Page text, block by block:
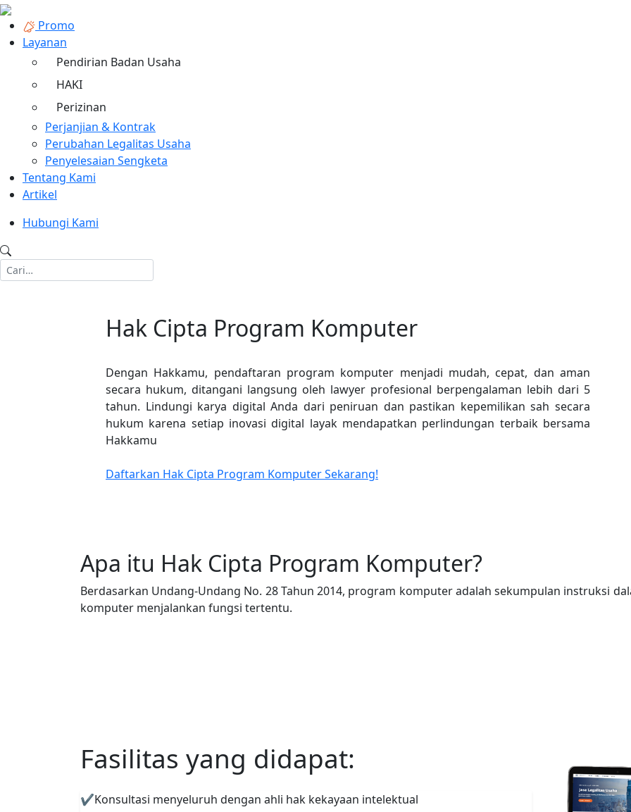
Promo
Layanan
Pendirian Badan Usaha
HAKI
Perizinan
Perjanjian & Kontrak
Perubahan Legalitas Usaha
Penyelesaian Sengketa
Tentang Kami
Artikel
Hubungi Kami
Hak Cipta Program Komputer
Dengan Hakkamu, pendaftaran program komputer menjadi mudah, cepat, dan aman
secara hukum, ditangani langsung oleh lawyer profesional berpengalaman lebih dari 5
tahun. Lindungi karya digital Anda dari peniruan dan pastikan kepemilikan sah secara
hukum karena setiap inovasi digital layak mendapatkan perlindungan terbaik bersama
Hakkamu
Daftarkan Hak Cipta Program Komputer Sekarang!
Apa itu Hak Cipta Program Komputer?
Berdasarkan Undang-Undang No. 28 Tahun 2014, program komputer adalah sekumpulan instruksi
komputer menjalankan fungsi tertentu.
Fasilitas yang didapat:
✔Konsultasi menyeluruh dengan ahli hak kekayaan intelektual